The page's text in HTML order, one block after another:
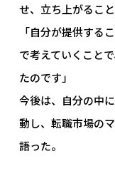
せ、立ち上がるこ
「自分が提供する
で考えていくこと
たのです」
今後は、自分の中
動し、転職市場の
語った。